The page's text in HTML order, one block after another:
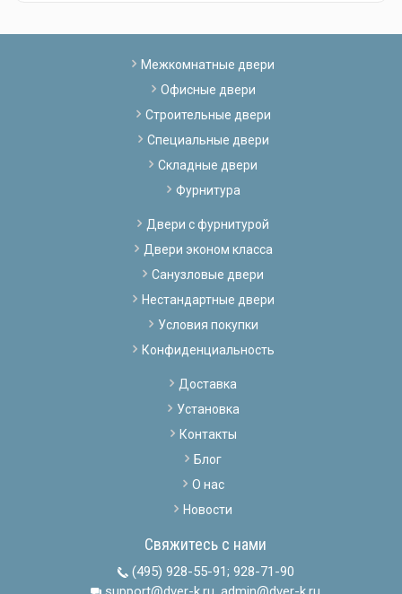
Межкомнатные двери
Офисные двери
Строительные двери
Специальные двери
Складные двери
Фурнитура
Двери с фурнитурой
Двери эконом класса
Санузловые двери
Нестандартные двери
Условия покупки
Конфиденциальность
Доставка
Установка
Контакты
Блог
О нас
Новости
Свяжитесь с нами
(495) 928-55-91; 928-71-90